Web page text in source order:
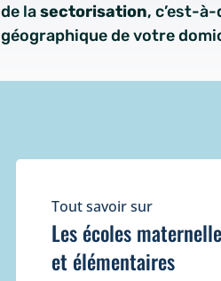
de lasectorisation, c’est-
géographique de votre
Tout savoir sur
Les écoles
et élémentaires